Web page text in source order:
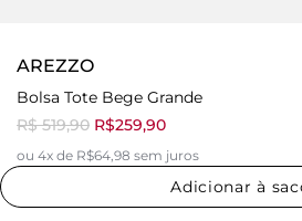
AREZZO
Bolsa Tote Bege Grande
R$ 519,90 R$259,90
ou 4x de R$64,98 sem juros
Adicionar à